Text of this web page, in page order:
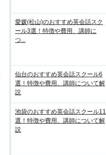
愛媛(松山)のおすすめ英会話スク
ール3選！特徴や費用、講師に
つ...
仙台のおすすめ英会話スクール6
選！特徴や費用、講師について解
説
池袋のおすすめ英会話スクール11
選！特徴や費用、講師について解
説